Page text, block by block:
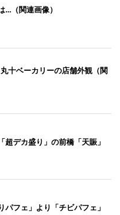
…（関連画像）
十ベーカリーの店舗外観（関
超デカ盛り」の前橋「天賑」
パフェ」より「チビパフェ」